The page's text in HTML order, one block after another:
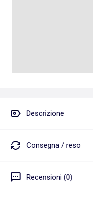
Descrizione
Consegna / reso
Recensioni (0)